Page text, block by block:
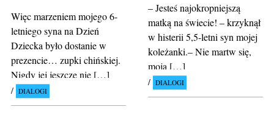
Więc marzeniem mojego 6-
letniego syna na Dzień
Dziecka było dostanie w
prezencie… zupki chińskiej.
Nigdy jej jeszcze nie […]
DIALOGI
– Jesteś najokropniejszą
matką na świecie! – krzyknął
w histerii 5,5-letni syn mojej
koleżanki.– Nie martw się,
moja […]
DIALOGI